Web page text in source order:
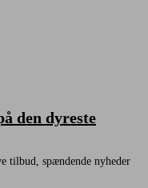
den dyreste
tilbud, spændende nyheder